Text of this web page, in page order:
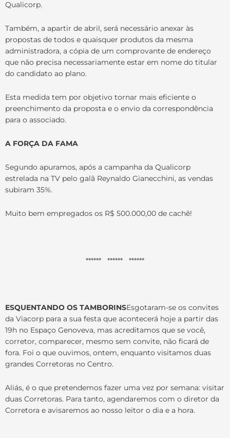
Qualicorp.
Também, a apartir de abril, será necessário anexar às
propostas de todos e quaisquer produtos da mesma
administradora, a cópia de um comprovante de endereço
que não precisa necessariamente estar em nome do titular
do candidato ao plano.
Esta medida tem por objetivo tornar mais eficiente o
preenchimento da proposta e o envio da correspondência
para o associado.
A FORÇA DA FAMA
Segundo apuramos, após a campanha da Qualicorp
estrelada na TV pelo galã Reynaldo Gianecchini, as vendas
subiram 35%.
Muito bem empregados os R$ 500.000,00 de cachê!
****** ****** ******
ESQUENTANDO OS TAMBORINSEsgotaram-se os convites
da Viacorp para a sua festa que acontecerá hoje a partir das
19h no Espaço Genoveva, mas acreditamos que se você,
corretor, comparecer, mesmo sem convite, não ficará de
fora. Foi o que ouvimos, ontem, enquanto visitamos duas
grandes Corretoras no Centro.
Aliás, é o que pretendemos fazer uma vez por semana: visitar
duas Corretoras. Para tanto, agendaremos com o diretor da
Corretora e avisaremos ao nosso leitor o dia e a hora.